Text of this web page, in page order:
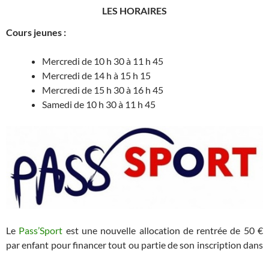
LES HORAIRES
Cours jeunes :
Mercredi de 10 h 30 à 11 h 45
Mercredi de 14 h à 15 h 15
Mercredi de 15 h 30 à 16 h 45
Samedi de 10 h 30 à 11 h 45
Le Pass’Sport est une nouvelle allocation de rentrée de 50 €
par enfant pour financer tout ou partie de son inscription dans